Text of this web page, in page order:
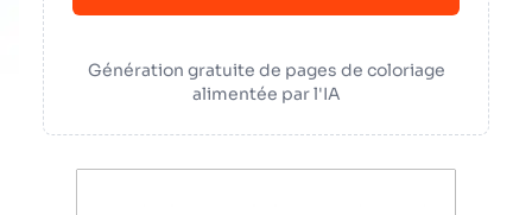
Génération gratuite de pages de coloriage
alimentée par l'IA